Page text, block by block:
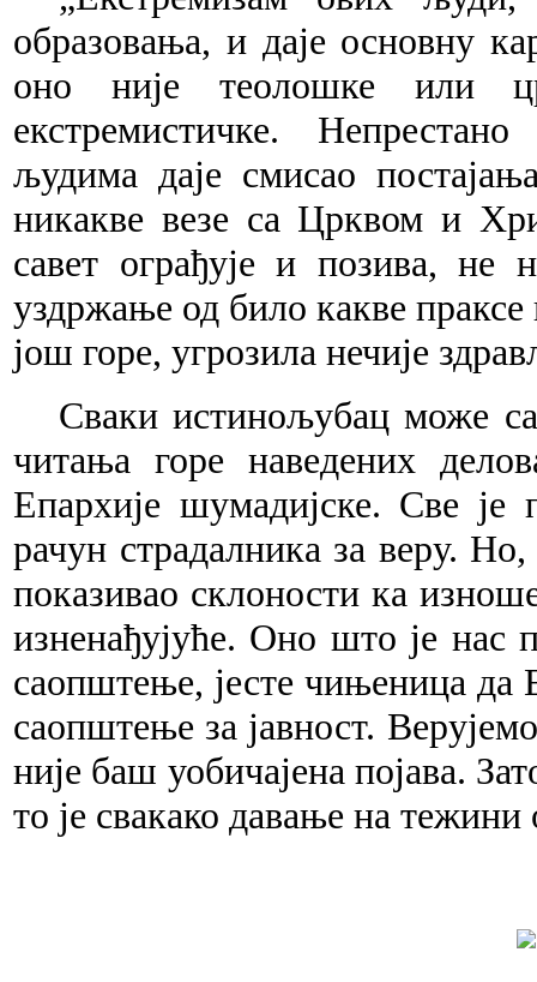
образовања, и даје основну
оно није теолошке или
екстремистичке.
људима даје смисао
никакве везе са Црквом и
савет ограђује и позива,
уздржање од било какве
још горе, угрозила нечије
Сваки истинољубац може
читања горе наведених
Епархије шумадијске. Све је
рачун страдалника за веру.
показивао склоности ка
изненађујуће. Оно што је
саопштење, јесте чињеница да
саопштење за јавност.
није баш уобичајена појава.
то је свакако давање на